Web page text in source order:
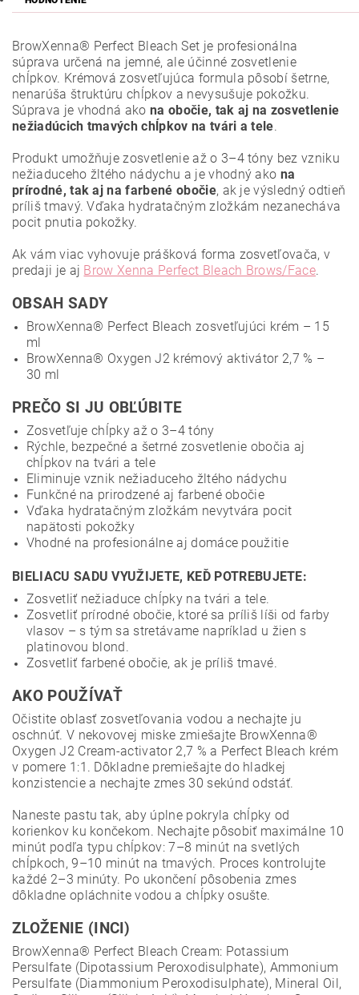
BrowXenna® Perfect Bleach Set je profesionálna
súprava určená na jemné, ale účinné zosvetlenie
chĺpkov. Krémová zosvetľujúca formula pôsobí šetrne,
nenarúša štruktúru chĺpkov a nevysušuje pokožku.
Súprava je vhodná akona obočie, tak aj na zosvetlenie
nežiadúcich tmavých chĺpkov na tvári a tele.
Produkt umožňuje zosvetlenie až o 3–4 tóny bez vzniku
nežiaduceho žltého nádychu a je vhodný ako na
prírodné, tak aj na farbené obočie, ak je výsledný odtieň
príliš tmavý. Vďaka hydratačným zložkám nezanecháva
pocit pnutia pokožky.
Ak vám viac vyhovuje prášková forma zosvetľovača, v
predaji je aj Brow Xenna Perfect Bleach Brows/Face.
OBSAH SADY
BrowXenna® Perfect Bleach zosvetľujúci krém – 15
ml
BrowXenna® Oxygen J2 krémový aktivátor 2,7 % –
30 ml
PREČO SI JU OBĽÚBITE
Zosvetľuje chĺpky až o 3–4 tóny
Rýchle, bezpečné a šetrné zosvetlenie obočia aj
chĺpkov na tvári a tele
Eliminuje vznik nežiaduceho žltého nádychu
Funkčné na prirodzené aj farbené obočie
Vďaka hydratačným zložkám nevytvára pocit
napätosti pokožky
Vhodné na profesionálne aj domáce použitie
BIELIACU SADU VYUŽIJETE, KEĎ POTREBUJETE:
Zosvetliť nežiaduce chĺpky na tvári a tele.
Zosvetliť prírodné obočie, ktoré sa príliš líši od farby
vlasov – s tým sa stretávame napríklad u žien s
platinovou blond.
Zosvetliť farbené obočie, ak je príliš tmavé.
AKO POUŽÍVAŤ
Očistite oblasť zosvetľovania vodou a nechajte ju
oschnúť. V nekovovej miske zmiešajte BrowXenna®
Oxygen J2 Cream-activator 2,7 % a Perfect Bleach krém
v pomere 1:1. Dôkladne premiešajte do hladkej
konzistencie a nechajte zmes 30 sekúnd odstáť.
Naneste pastu tak, aby úplne pokryla chĺpky od
korienkov ku končekom. Nechajte pôsobiť maximálne 10
minút podľa typu chĺpkov: 7–8 minút na svetlých
chĺpkoch,9–10 minút na tmavých. Proces kontrolujte
každé 2–3 minúty. Po ukončení pôsobenia zmes
dôkladne opláchnite vodou a chĺpky osušte.
ZLOŽENIE (INCI)
BrowXenna® Perfect Bleach Cream: Potassium
Persulfate (Dipotassium Peroxodisulphate), Ammonium
Persulfate (Diammonium Peroxodisulphate), Mineral Oil,